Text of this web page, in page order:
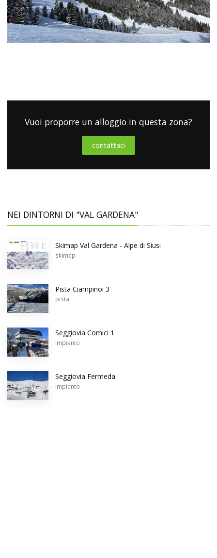
Vuoi proporre un alloggio in questa zona?
contattaci
NEI DINTORNI DI "VAL GARDENA"
Skimap Val Gardena - Alpe di Siusi
skimap
Pista Ciampinoi 3
pista
Seggiovia Comici 1
impianto
Seggiovia Fermeda
impianto